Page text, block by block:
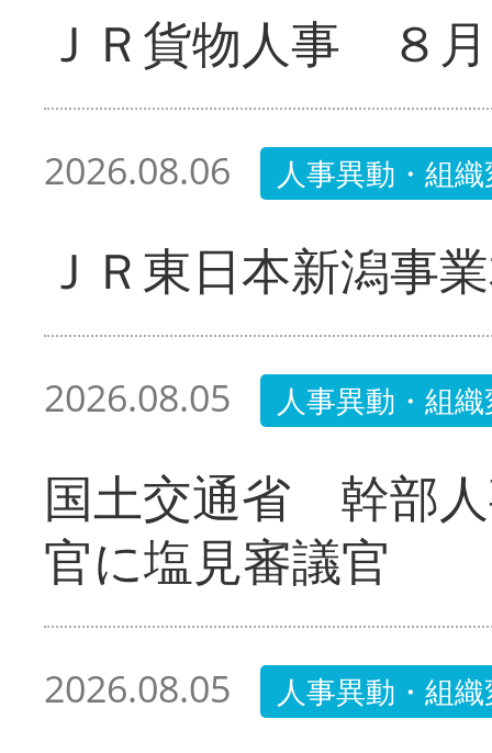
ＪＲ貨物人事 ８
2026.08.06 人事異動・組
ＪＲ東日本新潟事
2026.08.05 人事異動・組
国土交通省 幹部
官に塩見審議官
2026.08.05 人事異動・組